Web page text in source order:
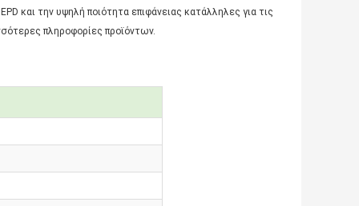
και την υψηλή ποιότητα επιφάνειας κατάλληλες για τις
πληροφορίες προϊόντων.